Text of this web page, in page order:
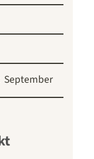
September